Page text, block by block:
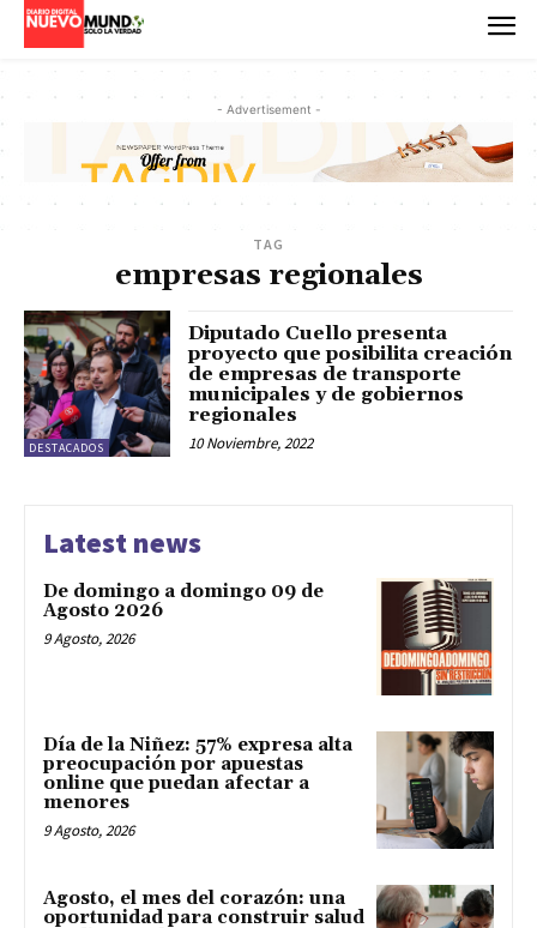
- Advertisement -
TAG
empresas regionales
DESTACADOS
Diputado Cuello presenta
proyecto que posibilita creación
de empresas de transporte
municipales y de gobiernos
regionales
10 Noviembre, 2022
Latest news
De domingo a domingo 09 de
Agosto 2026
9 Agosto, 2026
Día de la Niñez: 57% expresa alta
preocupación por apuestas
online que puedan afectar a
menores
9 Agosto, 2026
Agosto, el mes del corazón: una
oportunidad para construir salud